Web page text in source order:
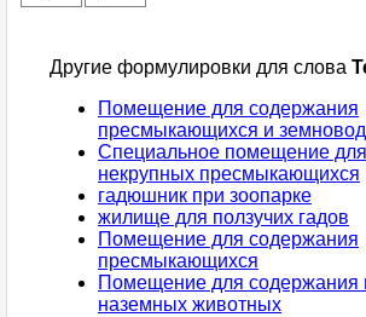
Другие формулировки для слова
Помещение для содержания
пресмыкающихся и
Специальное помещение
некрупных пресмыкающихся
гадюшник при зоопарке
жилище для ползучих гадов
Помещение для содержания
пресмыкающихся
Помещение для содержания
наземных животных